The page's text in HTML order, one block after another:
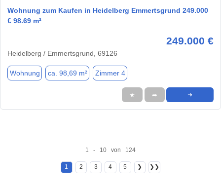
Wohnung zum Kaufen in Heidelberg Emmertsgrund 249.000
€ 98.69 m²
249.000 €
Heidelberg / Emmertsgrund, 69126
Wohnung ca. 98,69 m² Zimmer 4
★ ➦ ➜
1 - 10 von 124
1 2 3 4 5 ❯ ❯❯